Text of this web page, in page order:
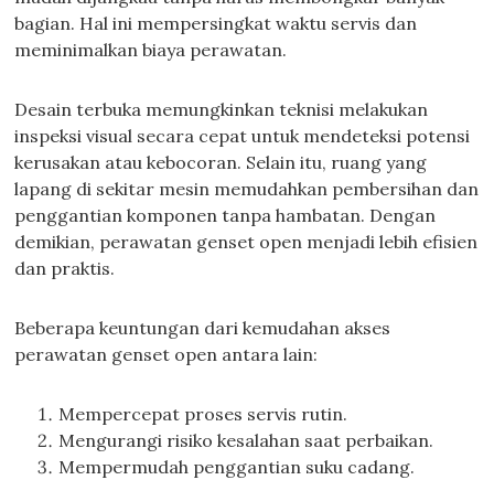
bagian. Hal ini mempersingkat waktu servis dan
meminimalkan biaya perawatan.
Desain terbuka memungkinkan teknisi melakukan
inspeksi visual secara cepat untuk mendeteksi potensi
kerusakan atau kebocoran. Selain itu, ruang yang
lapang di sekitar mesin memudahkan pembersihan dan
penggantian komponen tanpa hambatan. Dengan
demikian, perawatan genset open menjadi lebih efisien
dan praktis.
Beberapa keuntungan dari kemudahan akses
perawatan genset open antara lain:
Mempercepat proses servis rutin.
Mengurangi risiko kesalahan saat perbaikan.
Mempermudah penggantian suku cadang.